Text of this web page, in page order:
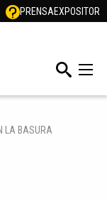
PRENSAEXPOSITOR
LA BASURA